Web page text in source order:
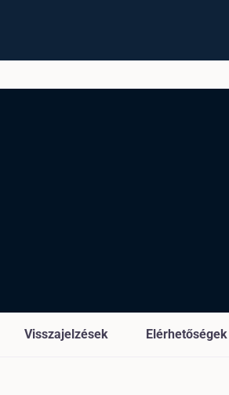
Visszajelzések Elérhetőségek